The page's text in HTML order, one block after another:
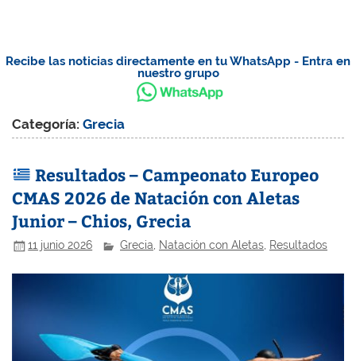
Recibe las noticias directamente en tu WhatsApp - Entra en
nuestro grupo
Categoría:Grecia
Resultados – Campeonato Europeo
CMAS 2026 de Natación con Aletas
Junior – Chios, Grecia
11 junio 2026 Grecia, Natación con Aletas, Resultados